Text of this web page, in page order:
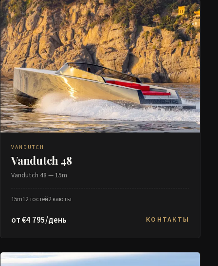
VANDUTCH
Vandutch 48
Vandutch 48 — 15m
15m12 гостей2 каюты
от €4 795/день КОНТАКТЫ